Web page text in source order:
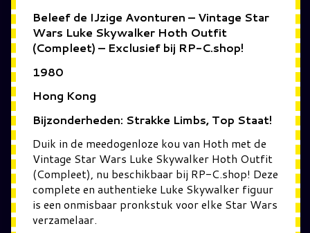
Beleef de IJzige Avonturen – Vintage Star
Wars Luke Skywalker Hoth Outfit
(Compleet) – Exclusief bij RP-C.shop!
1980
Hong Kong
Bijzonderheden: Strakke Limbs, Top Staat!
Duik in de meedogenloze kou van Hoth met de
Vintage Star Wars Luke Skywalker Hoth Outfit
(Compleet), nu beschikbaar bij RP-C.shop! Deze
complete en authentieke Luke Skywalker figuur
is een onmisbaar pronkstuk voor elke Star Wars
verzamelaar.